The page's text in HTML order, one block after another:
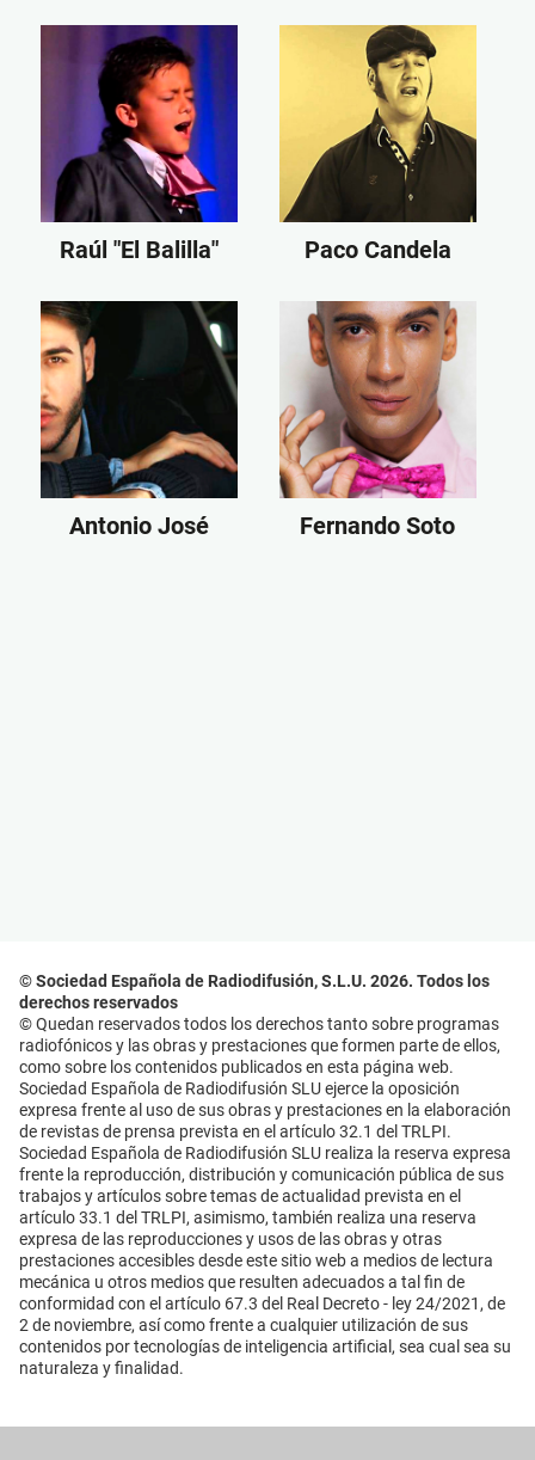
Raúl "El Balilla" Paco Candela
Antonio José Fernando Soto
© Sociedad Española de Radiodifusión, S.L.U. 2026. Todos los
derechos reservados
© Quedan reservados todos los derechos tanto sobre programas
radiofónicos y las obras y prestaciones que formen parte de ellos,
como sobre los contenidos publicados en esta página web.
Sociedad Española de Radiodifusión SLU ejerce la oposición
expresa frente al uso de sus obras y prestaciones en la elaboración
de revistas de prensa prevista en el artículo 32.1 del TRLPI.
Sociedad Española de Radiodifusión SLU realiza la reserva expresa
frente la reproducción, distribución y comunicación pública de sus
trabajos y artículos sobre temas de actualidad prevista en el
artículo 33.1 del TRLPI, asimismo, también realiza una reserva
expresa de las reproducciones y usos de las obras y otras
prestaciones accesibles desde este sitio web a medios de lectura
mecánica u otros medios que resulten adecuados a tal fin de
conformidad con el artículo 67.3 del Real Decreto - ley 24/2021, de
2 de noviembre, así como frente a cualquier utilización de sus
contenidos por tecnologías de inteligencia artificial, sea cual sea su
naturaleza y finalidad.